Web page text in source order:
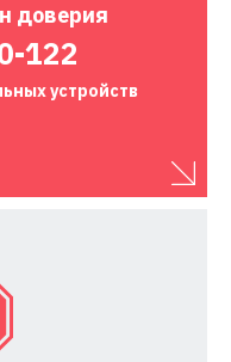
доверия
122
устройств